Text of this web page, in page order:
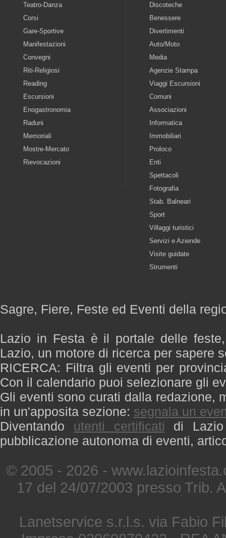
Teatro-Danza
Corsi
Gare-Sportive
Manifestazioni
Convegni
Riti-Religiosi
Reading
Escursioni
Enogastronomia
Raduni
Memoriali
Mostre-Mercato
Rievocazioni
Discoteche
Benessere
Divertimenti
Auto/Moto
Media
Agenzie Stampa
Viaggi Escursioni
Comuni
Associazioni
Informatica
Immobiliari
Proloco
Enti
Spettacoli
Fotografia
Stab. Balneari
Sport
Villaggi turistici
Servizi e Aziende
Visite guidate
Strumenti
Sagre, Fiere, Feste ed Eventi della
Lazio in Festa è il portale delle
Lazio, un motore di ricerca per sapere
RICERCA: Filtra gli eventi per
Con il calendario puoi selezionare gli
Gli eventi sono curati dalla redazione,
in un'apposita sezione: segnala un
Diventando utenti certificati di
pubblicazione autonoma di eventi,
© 2005 - 2026 -
17 del 24/07/2003 presso Trib.
Lanetservice s.r.l.s. via Fabio